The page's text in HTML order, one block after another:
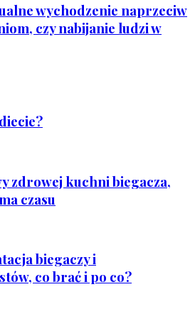
wychodzenie naprzeciw
czy nabijanie ludzi w
zdrowej kuchni biegacza,
czasu
biegaczy i
co brać i po co?